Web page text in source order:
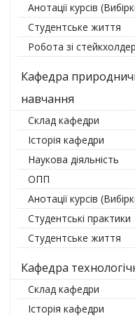
Анотації курсів
Студентське життя
Робота зі
Кафедра
навчання
Склад кафедри
Історія кафедри
Наукова діяльність
ОПП
Анотації курсів
Студентські практики
Студентське життя
Кафедра
Склад кафедри
Історія кафедри